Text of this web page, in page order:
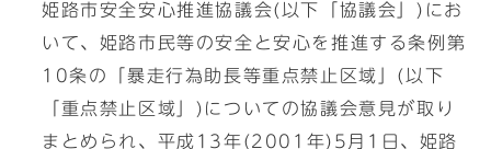
姫路市安全安心推進協議会(以下「協議会」)にお
いて、姫路市民等の安全と安心を推進する条例第
10条の「暴走行為助長等重点禁止区域」(以下
「重点禁止区域」)についての協議会意見が取り
まとめられ、平成13年(2001年)5月1日、姫路